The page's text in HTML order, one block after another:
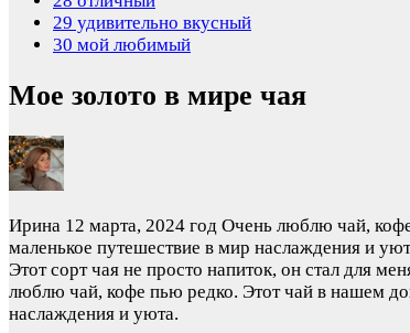
29 удивительно вкусный
30 мой любимый
Мое золото в мире чая
Ирина 12 марта, 2024 год Очень люблю чай,
маленькое путешествие в мир наслаждения и
Этот сорт чая не просто напиток, он стал для
люблю чай, кофе пью редко. Этот чай в нашем
наслаждения и уюта.